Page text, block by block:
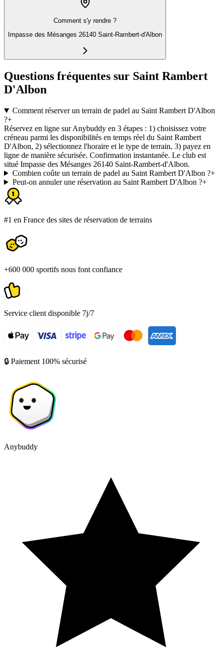
Comment s'y rendre ?
Impasse des Mésanges 26140 Saint-Rambert-d'Albon
Questions fréquentes sur Saint Rambert
D'Albon
Comment réserver un terrain de padel au Saint Rambert D'Albon
?+
Réservez en ligne sur Anybuddy en 3 étapes : 1) choisissez votre
créneau parmi les disponibilités en temps réel du Saint Rambert
D'Albon, 2) sélectionnez l'horaire et le type de terrain, 3) payez en
ligne de manière sécurisée. Confirmation instantanée. Le club est
situé Impasse des Mésanges 26140 Saint-Rambert-d'Albon.
Combien coûte un terrain de padel au Saint Rambert D'Albon ?+
Peut-on annuler une réservation au Saint Rambert D'Albon ?+
#1 en France des sites de réservation de terrains
+600 000 sportifs nous font confiance
Service client disponible 7j/7
🔒 Paiement 100% sécurisé
Anybuddy